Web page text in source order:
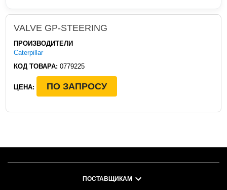
VALVE GP-STEERING
ПРОИЗВОДИТЕЛИ
Caterpillar
КОД ТОВАРА: 0779225
ЦЕНА: ПО ЗАПРОСУ
ПОСТАВЩИКАМ